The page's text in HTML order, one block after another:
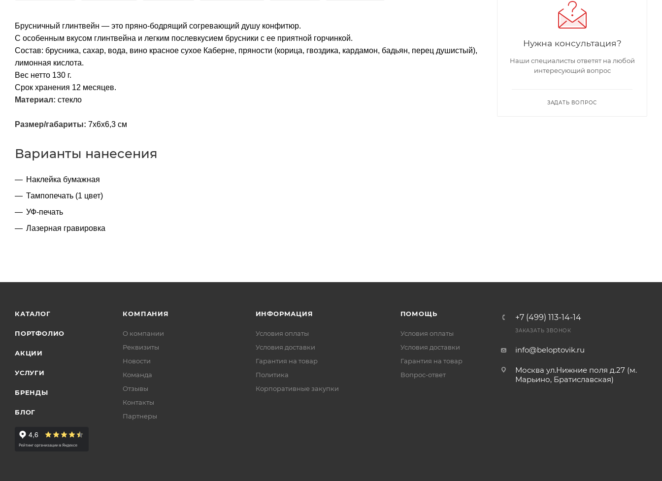
Брусничный глинтвейн — это пряно-бодрящий согревающий душу конфитюр.
С особенным вкусом глинтвейна и легким послевкусием брусники с ее приятной горчинкой.
Состав: брусника, сахар, вода, вино красное сухое Каберне, пряности (корица, гвоздика, кардамон, бадьян, перец душистый),
лимонная кислота.
Вес нетто 130 г.
Срок хранения 12 месяцев.
Материал: стекло
Размер/габариты: 7х6х6,3 см
Варианты нанесения
Наклейка бумажная
Тампопечать (1 цвет)
УФ-печать
Лазерная гравировка
Нужна консультация?
Наши специалисты ответят на любой
интересующий вопрос
ЗАДАТЬ ВОПРОС
КАТАЛОГ
ПОРТФОЛИО
АКЦИИ
УСЛУГИ
БРЕНДЫ
БЛОГ
КОМПАНИЯ
О компании
Реквизиты
Новости
Команда
Отзывы
Контакты
Партнеры
ИНФОРМАЦИЯ
Условия оплаты
Условия доставки
Гарантия на товар
Политика
Корпоративные закупки
ПОМОЩЬ
Условия оплаты
Условия доставки
Гарантия на товар
Вопрос-ответ
+7 (499) 113-14-14
ЗАКАЗАТЬ ЗВОНОК
info@beloptovik.ru
Москва ул.Нижние поля д.27 (м.
Марьино, Братиславская)